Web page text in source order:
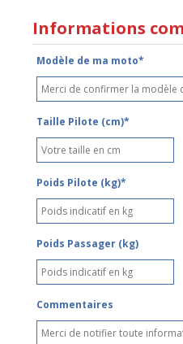
Informations
Modèle de ma moto*
Taille Pilote (cm)*
Poids Pilote (kg)*
Poids Passager (kg)
Commentaires